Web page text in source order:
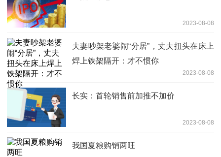
2023-08-08
夫妻吵架老婆闹“分居”，丈夫扭头在床上
焊上铁架隔开：才不惯你
2023-08-08
长实：首轮销售前加推不加价
2023-08-08
我国夏粮购销两旺